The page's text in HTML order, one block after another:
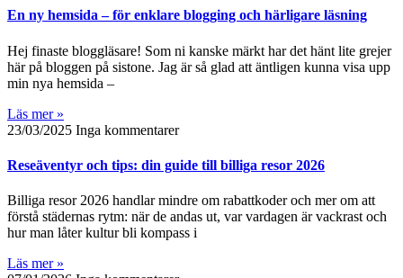
En ny hemsida – för enklare blogging och härligare läsning
Hej finaste bloggläsare! Som ni kanske märkt har det hänt lite grejer
här på bloggen på sistone. Jag är så glad att äntligen kunna visa upp
min nya hemsida –
Läs mer »
23/03/2025 Inga kommentarer
Reseäventyr och tips: din guide till billiga resor 2026
Billiga resor 2026 handlar mindre om rabattkoder och mer om att
förstå städernas rytm: när de andas ut, var vardagen är vackrast och
hur man låter kultur bli kompass i
Läs mer »